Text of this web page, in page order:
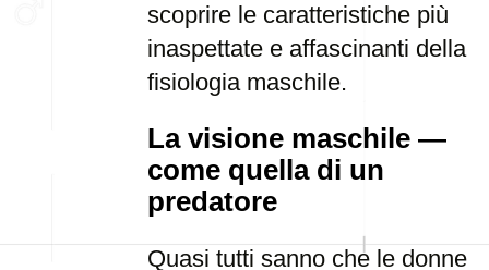
scoprire le caratteristiche più
inaspettate e affascinanti della
fisiologia maschile.
La visione maschile —
come quella di un
predatore
Quasi tutti sanno che le donne